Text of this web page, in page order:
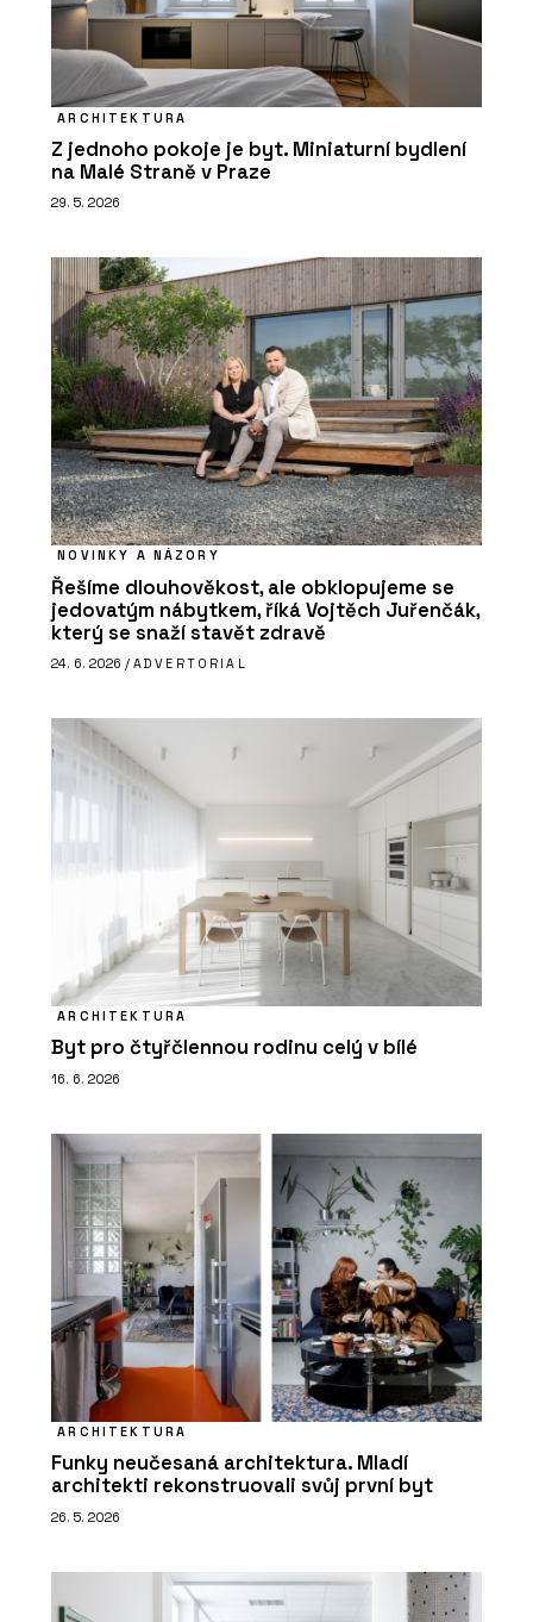
ARCHITEKTURA
Z jednoho pokoje je byt. Miniaturní bydlení
na Malé Straně v Praze
29. 5. 2026
NOVINKY A NÁZORY
Řešíme dlouhověkost, ale obklopujeme se
jedovatým nábytkem, říká Vojtěch Juřenčák,
který se snaží stavět zdravě
24. 6. 2026 / ADVERTORIAL
ARCHITEKTURA
Byt pro čtyřčlennou rodinu celý v bílé
16. 6. 2026
ARCHITEKTURA
Funky neučesaná architektura. Mladí
architekti rekonstruovali svůj první byt
26. 5. 2026